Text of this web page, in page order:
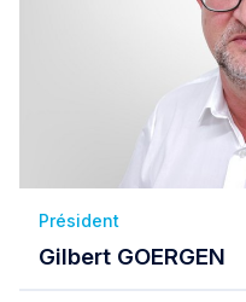
Président
Gilbert GOERGEN